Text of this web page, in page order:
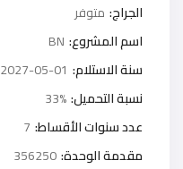
الجراج: متوفر
اسم المشروع: BN
سنة الاستلام: 2027-05-01
نسبة التحميل:33%
عدد سنوات الأقساط: 7
مقدمة الوحدة:356250